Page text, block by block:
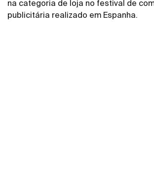
na categoria de loja no festival de
publicitária realizado em Espanha.